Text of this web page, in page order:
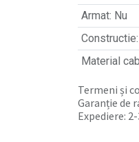
Armat: Nu
Constructie:
Material
Termeni și
Garanție de
Expediere: